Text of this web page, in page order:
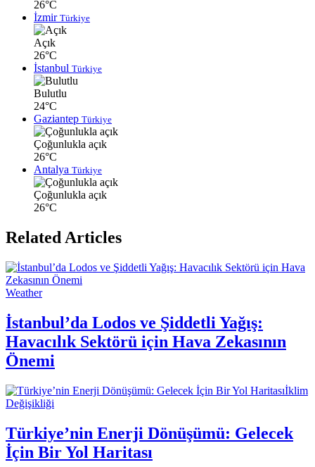
26°C
İzmir Türkiye
Açık
26°C
İstanbul Türkiye
Bulutlu
24°C
Gaziantep Türkiye
Çoğunlukla açık
26°C
Antalya Türkiye
Çoğunlukla açık
26°C
Related Articles
Weather
İstanbul’da Lodos ve Şiddetli Yağış:
Havacılık Sektörü için Hava Zekasının
Önemi
İklim
Değişikliği
Türkiye’nin Enerji Dönüşümü: Gelecek
İçin Bir Yol Haritası